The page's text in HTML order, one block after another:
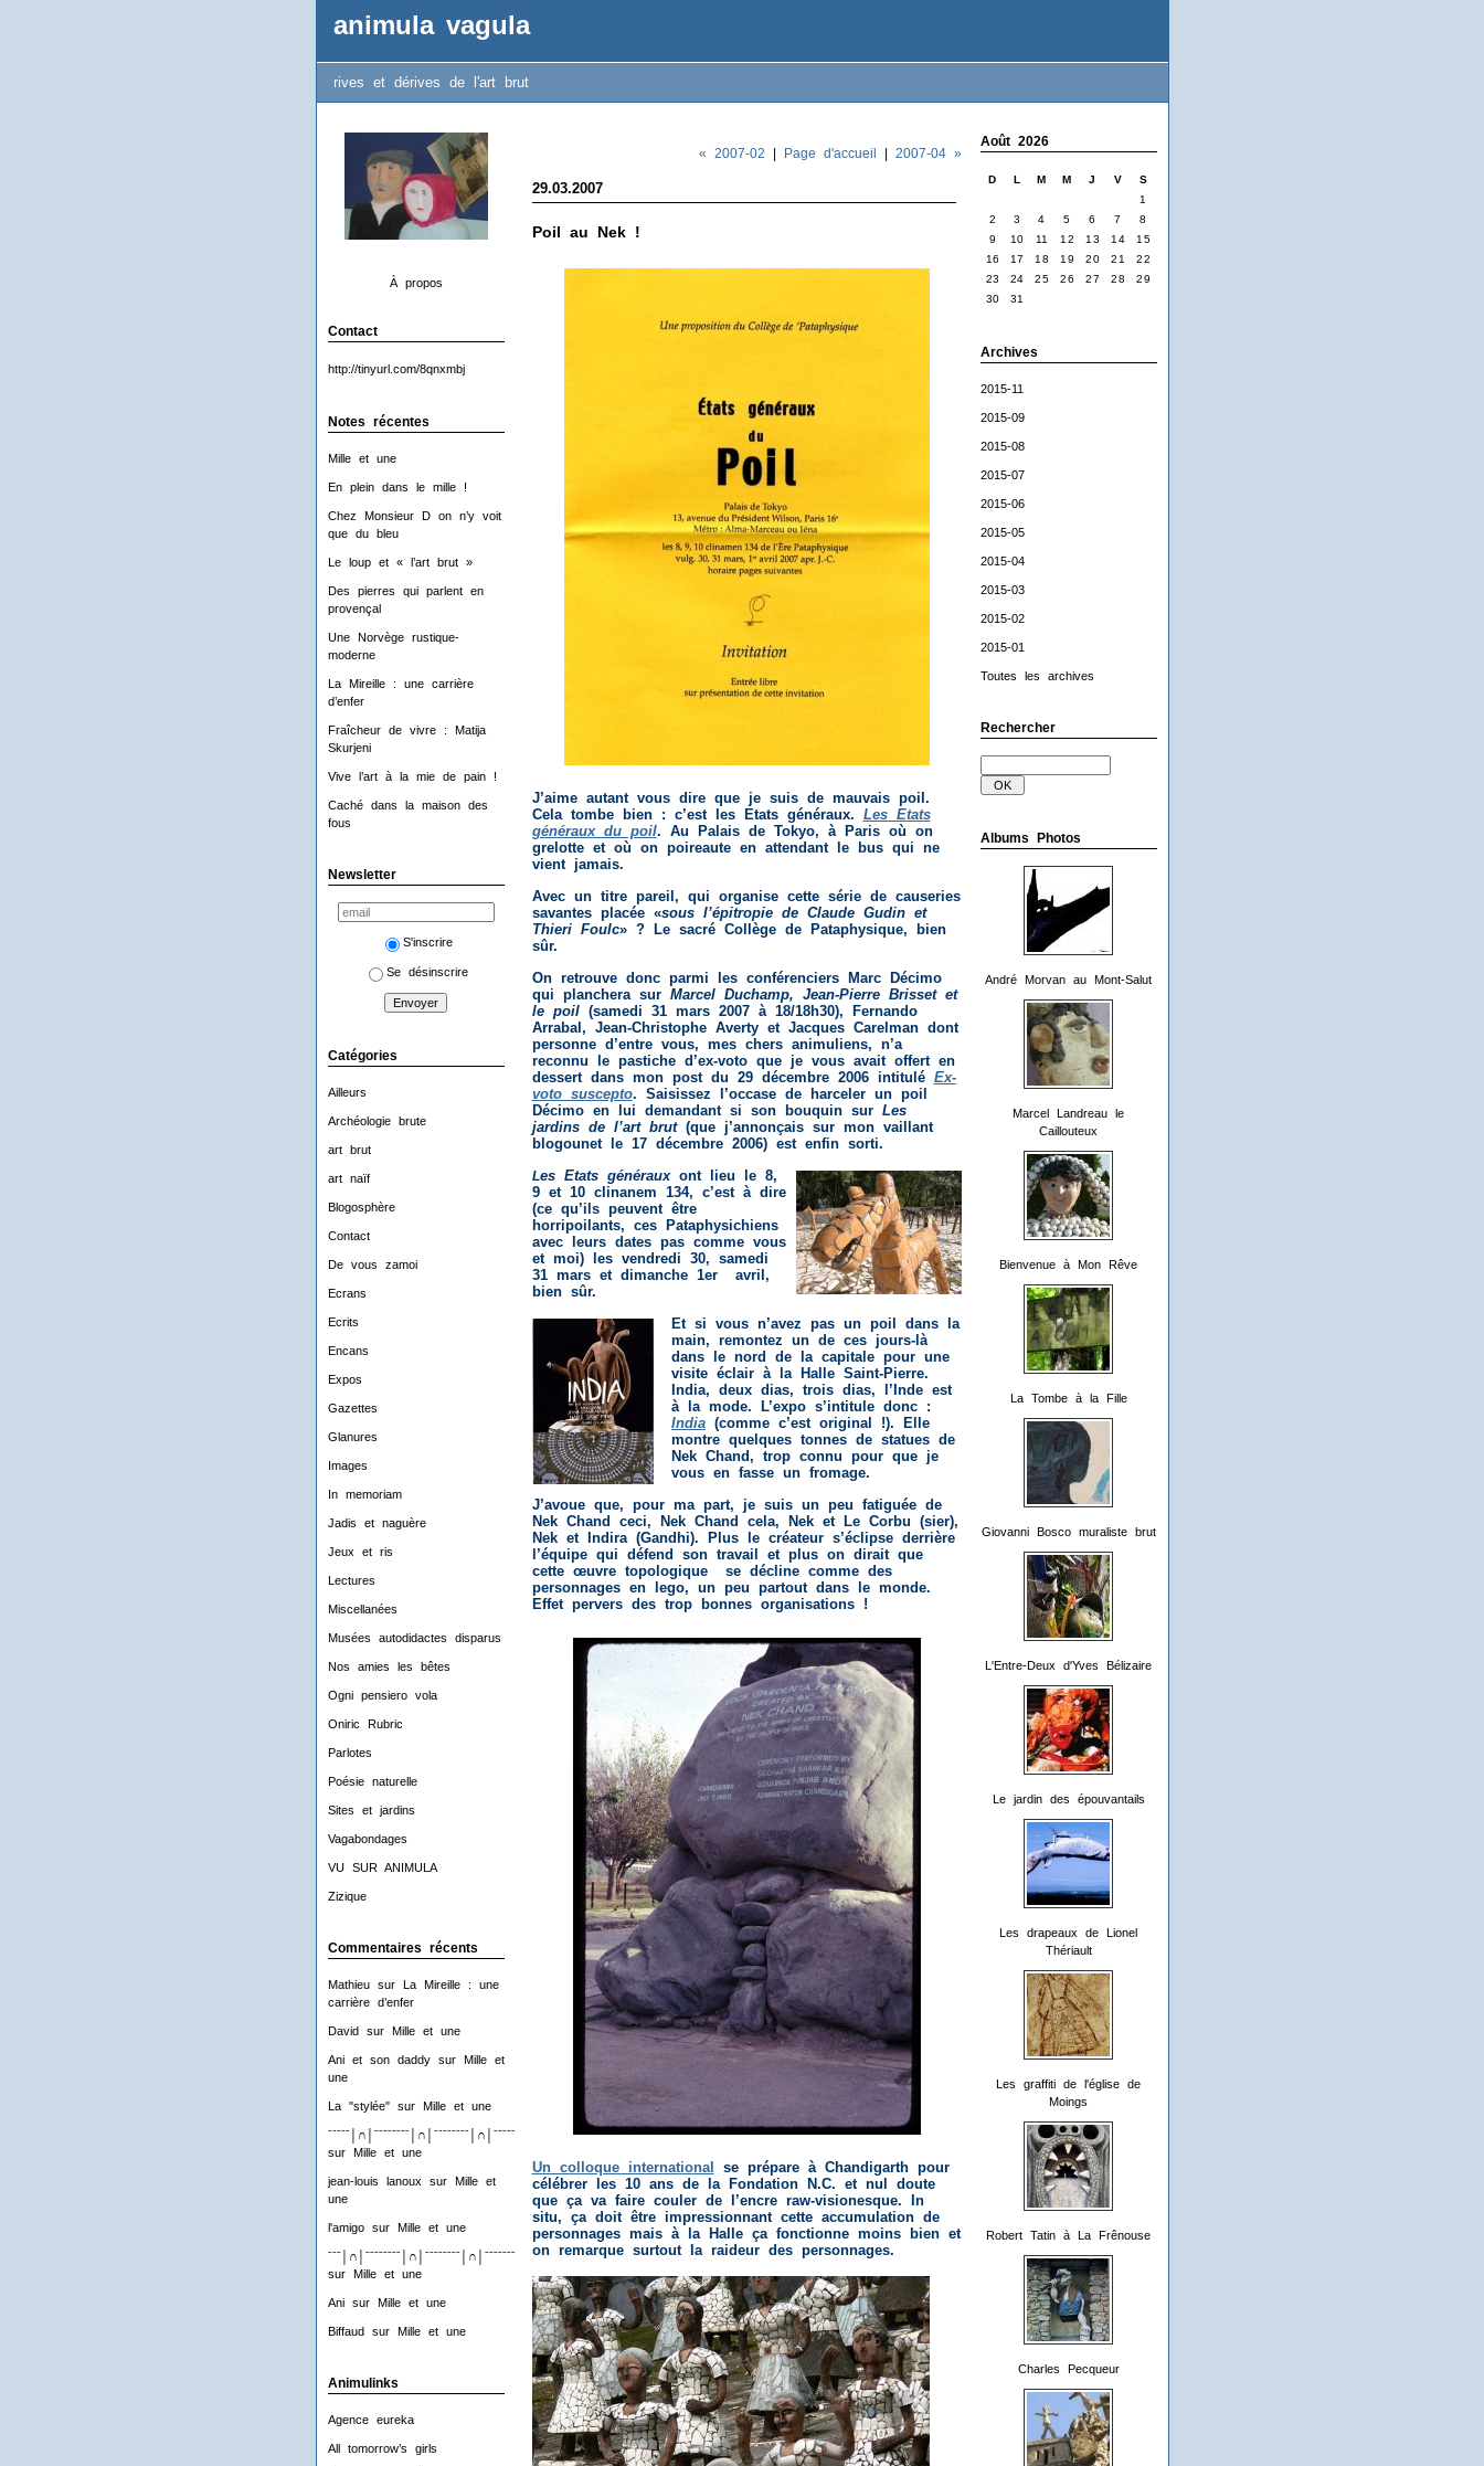
animula vagula
rives et dérives de l'art brut
À propos
Contact
http://tinyurl.com/8qnxmbj
Notes récentes
Mille et une
En plein dans le mille !
Chez Monsieur D on n’y voit
que du bleu
Le loup et « l’art brut »
Des pierres qui parlent en
provençal
Une Norvège rustique-
moderne
La Mireille : une carrière
d’enfer
Fraîcheur de vivre : Matija
Skurjeni
Vive l’art à la mie de pain !
Caché dans la maison des
fous
Newsletter
S'inscrire
Se désinscrire
Catégories
Ailleurs
Archéologie brute
art brut
art naïf
Blogosphère
Contact
De vous zamoi
Ecrans
Ecrits
Encans
Expos
Gazettes
Glanures
Images
In memoriam
Jadis et naguère
Jeux et ris
Lectures
Miscellanées
Musées autodidactes disparus
Nos amies les bêtes
Ogni pensiero vola
Oniric Rubric
Parlotes
Poésie naturelle
Sites et jardins
Vagabondages
VU SUR ANIMULA
Zizique
Commentaires récents
Mathieusur
La Mireille : une
carrière d’enfer
David sur Mille et une
Ani et son daddysur
Mille et
une
La "stylée"sur Mille et une
ˉˉˉˉˉ│∩│ˉˉˉˉˉˉˉˉ│∩│ˉˉˉˉˉˉˉˉ│∩│ˉˉˉˉˉˉˉˉ│∩│ˉˉˉˉ
sur
Mille et une
jean-louis lanoux sur
Mille et
une
l'amigosur Mille et une
ˉˉˉ│∩│ˉˉˉˉˉˉˉˉ│∩│ˉˉˉˉˉˉˉˉ│∩│ˉˉˉˉˉˉˉˉ│∩│ˉˉˉ
sur
Mille et une
Anisur Mille et une
Biffaud sur Mille et une
Animulinks
Agence eureka
All tomorrow’s girls
Août 2026
D L M M J V
S
1
2
3 4 5 6 7
8
9
10 11 12 13 14
15
16
17 18 19 20 21
22
23
24 25 26 27 28
29
30
31
Archives
2015-11
2015-09
2015-08
2015-07
2015-06
2015-05
2015-04
2015-03
2015-02
2015-01
Toutes les archives
Rechercher
Albums Photos
André Morvan au Mont-Salut
Marcel Landreau le
Caillouteux
Bienvenue à Mon Rêve
La Tombe à la Fille
Giovanni Bosco muraliste brut
L'Entre-Deux d'Yves Bélizaire
Le jardin des épouvantails
Les drapeaux de Lionel
Thériault
Les graffiti de l'église de
Moings
Robert Tatin à La Frênouse
Charles Pecqueur
« 2007-02 | Page d'accueil | 2007-04 »
29.03.2007
Poil au Nek !
J’aime autant vous dire que je suis de mauvais poil.
Cela tombe bien : c’est les Etats généraux. Les Etats
généraux du poil. Au Palais de Tokyo, à Paris où on
grelotte et où on poireaute en attendant le bus qui ne
vient jamais.
Avec un titre pareil, qui organise cette série de causeries
savantes placée «sous l’épitropie de Claude Gudin et
Thieri Foulc» ? Le sacré Collège de Pataphysique, bien
sûr.
On retrouve donc parmi les conférenciers Marc Décimo
qui planchera sur Marcel Duchamp, Jean-Pierre Brisset et
le poil(samedi 31 mars 2007 à 18/18h30), Fernando
Arrabal, Jean-Christophe Averty et Jacques Carelman dont
personne d’entre vous, mes chers animuliens, n’a
reconnu le pastiche d’ex-voto que je vous avait offert en
dessert dans mon post du 29 décembre 2006 intitulé Ex-
voto suscepto. Saisissez l’occase de harceler un poil
Décimo en lui demandant si son bouquin sur Les
jardins de l’art brut(que j’annonçais sur mon vaillant
blogounet le 17 décembre 2006) est enfin sorti.
Les Etats générauxont lieu le 8,
9 et 10 clinanem 134, c’est à dire
(ce qu’ils peuvent être
horripoilants, ces Pataphysichiens
avec leurs dates pas comme vous
et moi) les vendredi 30, samedi
31 mars et dimanche 1er avril,
bien sûr.
Et si vous n’avez pas un poil dans la
main, remontez un de ces jours-là
dans le nord de la capitale pour une
visite éclair à la Halle Saint-Pierre.
India, deux dias, trois dias, l’Inde est
à la mode. L’expo s’intitule donc :
India(comme c’est original !). Elle
montre quelques tonnes de statues de
Nek Chand, trop connu pour que je
vous en fasse un fromage.
J’avoue que, pour ma part, je suis un peu fatiguée de
Nek Chand ceci, Nek Chand cela, Nek et Le Corbu (sier),
Nek et Indira (Gandhi). Plus le créateur s’éclipse derrière
l’équipe qui défend son travail et plus on dirait que
cette œuvre topologique se décline comme des
personnages en lego, un peu partout dans le monde.
Effet pervers des trop bonnes organisations !
Un colloque international
se prépare à Chandigarth pour
célébrer les 10 ans de la Fondation N.C. et nul doute
que ça va faire couler de l’encre raw-visionesque. In
situ, ça doit être impressionnant cette accumulation de
personnages mais à la Halle ça fonctionne moins bien et
on remarque surtout la raideur des personnages.